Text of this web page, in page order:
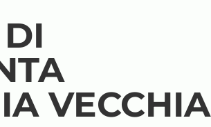
VECCHIA